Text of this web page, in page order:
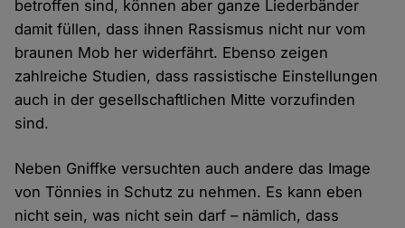
betroffen sind, können aber ganze Liederbänder
damit füllen, dass ihnen Rassismus nicht nur vom
braunen Mob her widerfährt. Ebenso zeigen
zahlreiche Studien, dass rassistische Einstellungen
auch in der gesellschaftlichen Mitte vorzufinden
sind.
Neben Gniffke versuchten auch andere das Image
von Tönnies in Schutz zu nehmen. Es kann eben
nicht sein, was nicht sein darf – nämlich, dass